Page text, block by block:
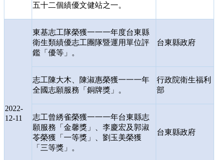
五十二個績優文健站之一。
2022-
12-11
東基志工隊榮獲一一一年度台東縣
衛生類績優志工團隊暨運用單位評
鑑「優等」。
台東縣政府
志工陳大木、陳淑惠榮獲一一一年
全國志願服務「銅牌獎」。
行政院衛生福利
部
志工曾綉雀榮獲一一一年台東縣志
願服務「金馨獎」、李慶宏及郭淑
苓榮獲「一等獎」、劉玉美榮獲
「三等獎」。
台東縣政府